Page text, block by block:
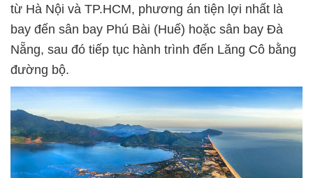
từ Hà Nội và TP.HCM, phương án tiện lợi nhất là
bay đến sân bay Phú Bài (Huế) hoặc sân bay Đà
Nẵng, sau đó tiếp tục hành trình đến Lăng Cô bằng
đường bộ.